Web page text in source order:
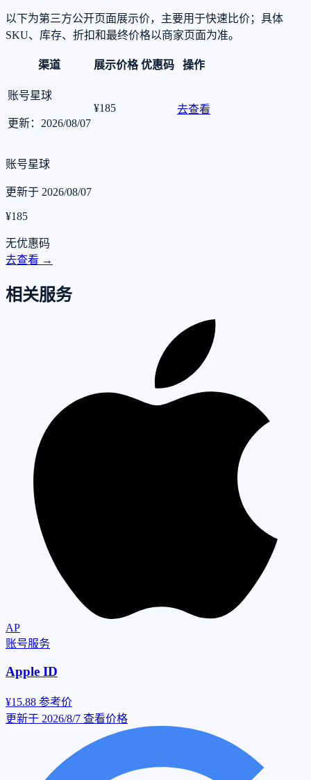
以下为第三方公开页面展示价，主要用于快速比价；具体
SKU、库存、折扣和最终价格以商家页面为准。
渠道 展示价格 优惠码 操作
账号星球
更新：2026/08/07
¥185 去查看
账号星球
更新于 2026/08/07
¥185
无优惠码
去查看 →
相关服务
AP
账号服务
Apple ID
¥15.88 参考价
更新于 2026/8/7 查看价格